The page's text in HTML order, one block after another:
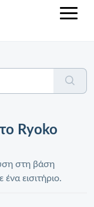
Ryoko
στη βάση
εισιτήριο.